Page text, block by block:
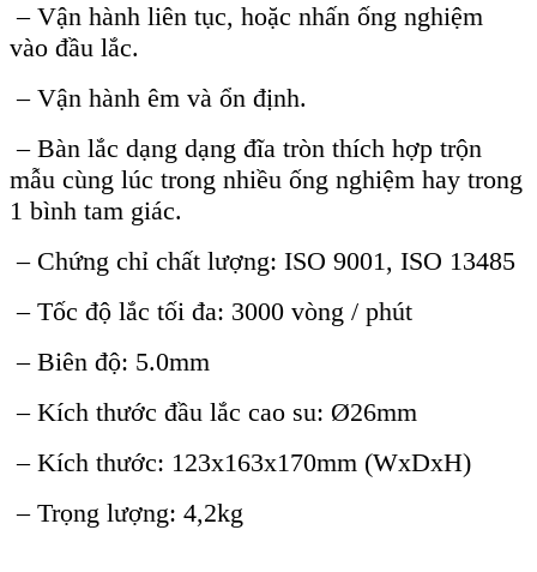
– Vận hành liên tục, hoặc nhấn ống nghiệm
vào đầu lắc.
– Vận hành êm và ổn định.
– Bàn lắc dạng dạng đĩa tròn thích hợp trộn
mẫu cùng lúc trong nhiều ống nghiệm hay trong
1 bình tam giác.
– Chứng chỉ chất lượng: ISO 9001, ISO 13485
– Tốc độ lắc tối đa: 3000 vòng / phút
– Biên độ: 5.0mm
– Kích thước đầu lắc cao su: Ø26mm
– Kích thước: 123x163x170mm (WxDxH)
– Trọng lượng: 4,2kg